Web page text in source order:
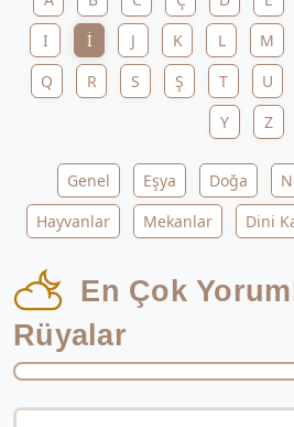
I
İ J K L M
Q
R S Ş T U
Y
Z
Genel Eşya Doğa
Hayvanlar
Mekanlar Dini
En Çok
Rüyalar